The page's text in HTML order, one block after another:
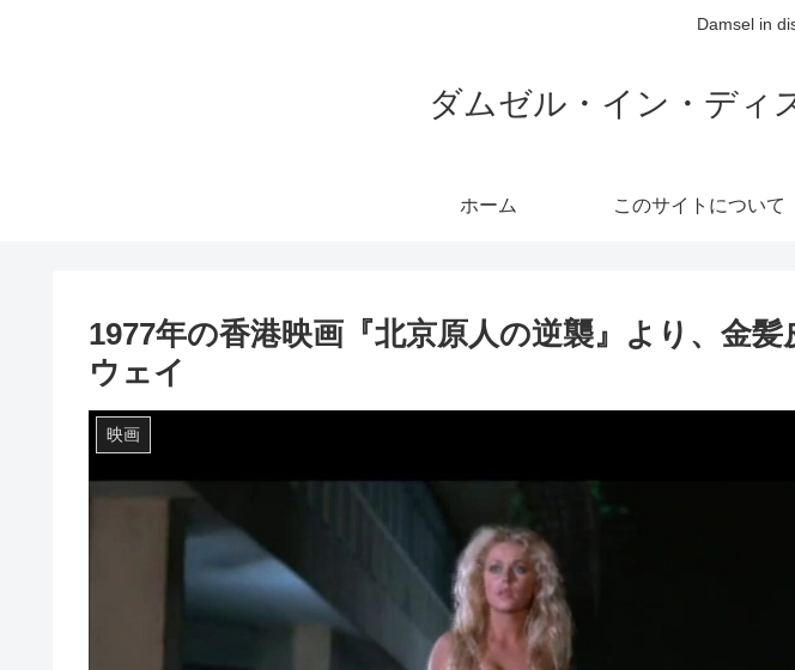
Damsel in
ダムゼル・イン・デ
ホーム このサイトについて
1977年の香港映画『北京原人の逆襲』より、金
ウェイ
映画